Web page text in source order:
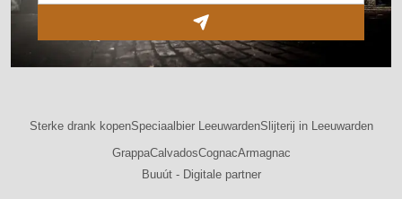
Sterke drank kopenSpeciaalbier LeeuwardenSlijterij in Leeuwarden
GrappaCalvadosCognacArmagnac
Buuút - Digitale partner